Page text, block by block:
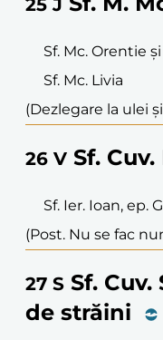
25 J
Sf. Mc. Orentie
Sf. Mc. Livia
(Dezlegare la ulei
26 V Sf.
Sf. Ier. Ioan, ep.
(Post. Nu se fac
27 S Sf.
de străini